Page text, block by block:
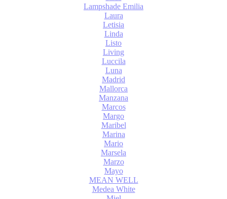
Lampshade Emilia
Laura
Letisia
Linda
Listo
Living
Luccila
Luna
Madrid
Mallorca
Manzana
Marcos
Margo
Maribel
Marina
Mario
Marsela
Marzo
Mayo
MEAN WELL
Medea White